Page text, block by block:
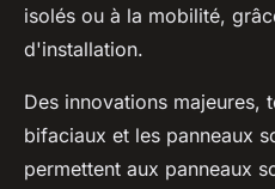
isolés ou à la mobilité,
d'installation.
Des innovations majeures,
bifaciaux et les panneaux
permettent aux panneaux